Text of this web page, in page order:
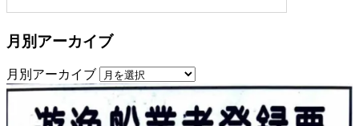
月別アーカイブ
月別アーカイブ